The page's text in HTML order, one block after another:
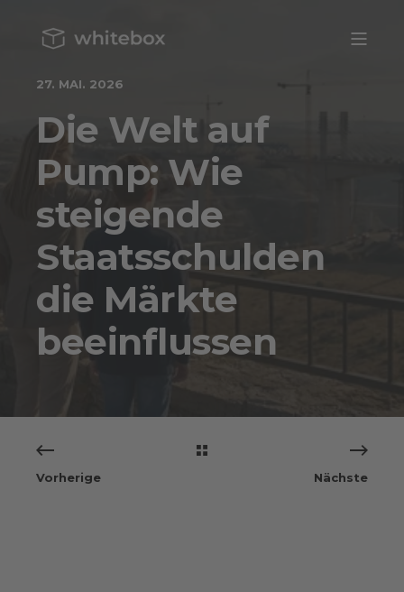
27. MAI. 2026
Die Welt auf
Pump: Wie
steigende
Staatsschulden
die Märkte
beeinflussen
Vorherige Nächste